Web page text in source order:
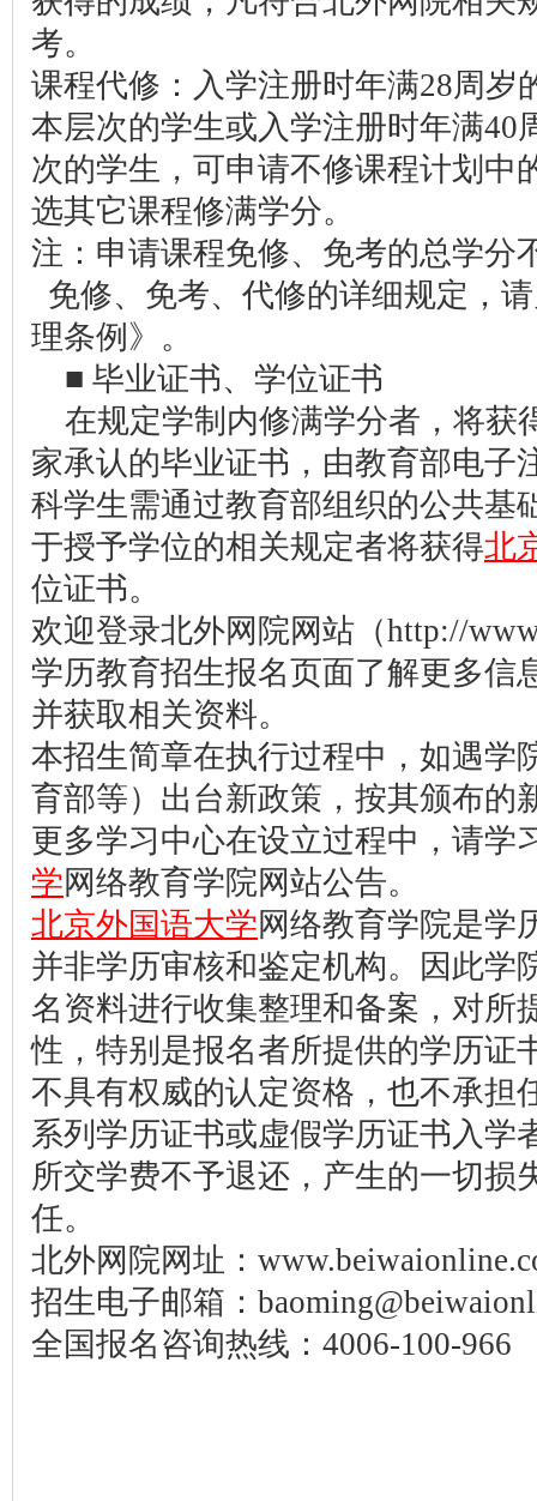
考。
课程代修：入学注册时年满28周岁
本层次的学生或入学注册时年满40
次的学生，可申请不修课程计划中
选其它课程修满学分。
注：申请课程免修、免考的总学分
免修、免考、代修的详细规定，
理条例》。
■ 毕业证书、学位证书
在规定学制内修满学分者，将获
家承认的毕业证书，由教育部电子
科学生需通过教育部组织的公共基
于授予学位的相关规定者将获得北
位证书。
欢迎登录北外网院网站（http://
学历教育招生报名页面了解更多信
并获取相关资料。
本招生简章在执行过程中，如遇学
育部等）出台新政策，按其颁布的
更多学习中心在设立过程中，请学
学网络教育学院网站公告。
北京外国语大学网络教育学院是学
并非学历审核和鉴定机构。因此学
名资料进行收集整理和备案，对所
性，特别是报名者所提供的学历证
不具有权威的认定资格，也不承担
系列学历证书或虚假学历证书入学
所交学费不予退还，产生的一切损
任。
北外网院网址：
招生电子邮箱：
全国报名咨询热线：4006-100-966